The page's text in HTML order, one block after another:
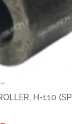
H-110